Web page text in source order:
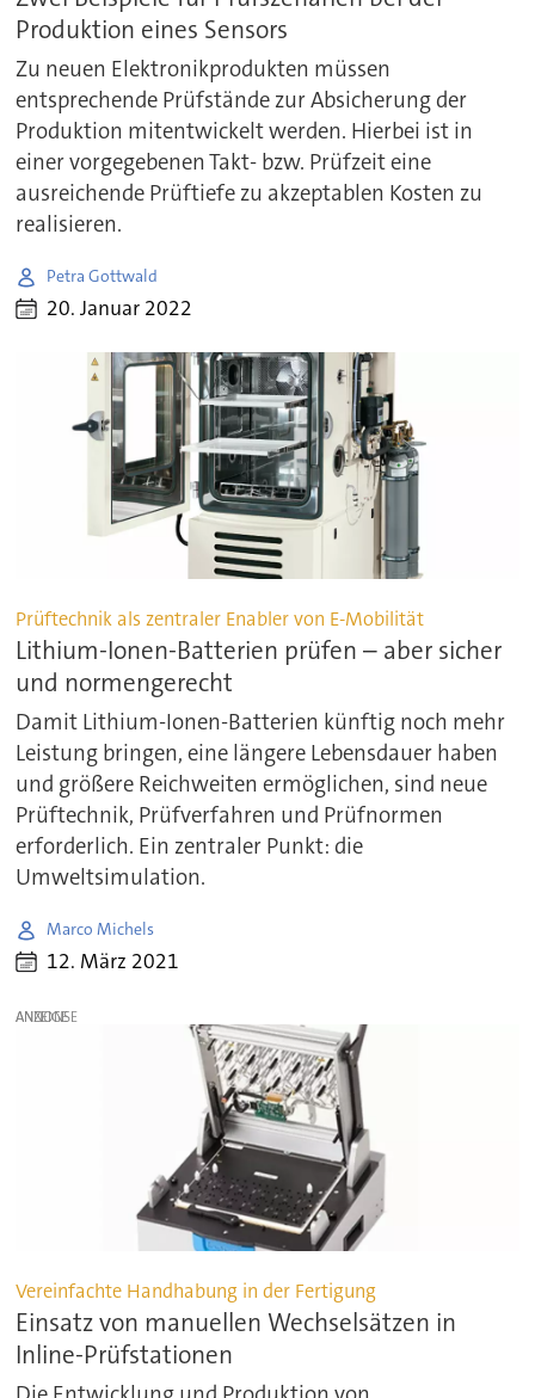
Produktion eines Sensors
Zu neuen Elektronikprodukten müssen
entsprechende Prüfstände zur Absicherung der
Produktion mitentwickelt werden. Hierbei ist in
einer vorgegebenen Takt- bzw. Prüfzeit eine
ausreichende Prüftiefe zu akzeptablen Kosten zu
realisieren.
Petra Gottwald
20. Januar 2022
Prüftechnik als zentraler Enabler von E-Mobilität
Lithium-Ionen-Batterien prüfen – aber sicher
und normengerecht
Damit Lithium-Ionen-Batterien künftig noch mehr
Leistung bringen, eine längere Lebensdauer haben
und größere Reichweiten ermöglichen, sind neue
Prüftechnik, Prüfverfahren und Prüfnormen
erforderlich. Ein zentraler Punkt: die
Umweltsimulation.
Marco Michels
12. März 2021
ANZEIGE
Vereinfachte Handhabung in der Fertigung
Einsatz von manuellen Wechselsätzen in
Inline-Prüfstationen